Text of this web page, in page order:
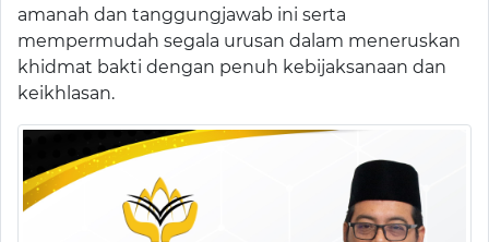
amanah dan tanggungjawab ini serta
mempermudah segala urusan dalam meneruskan
khidmat bakti dengan penuh kebijaksanaan dan
keikhlasan.